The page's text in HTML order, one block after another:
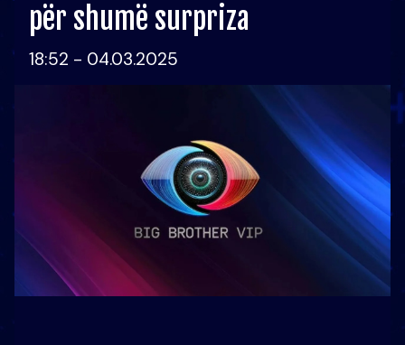
për shumë surpriza
18:52 - 04.03.2025